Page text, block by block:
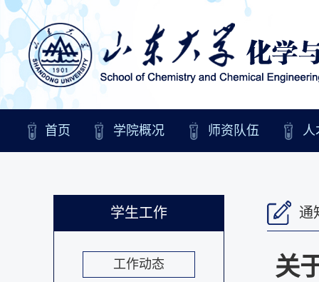
首页 学院概况 师资队伍 人
学生工作
工作动态
通
关